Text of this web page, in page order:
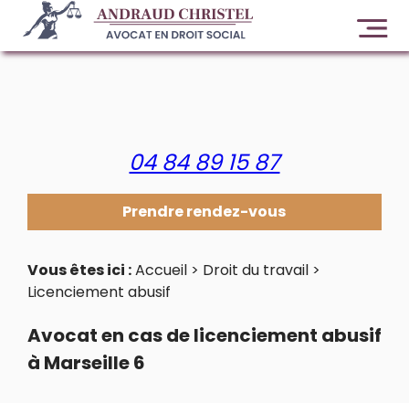
04 84 89 15 87
Prendre rendez-vous
Vous êtes ici :Accueil> Droit du travail>
Licenciement abusif
Avocat en cas de licenciement abusif
à Marseille 6
Panneau de gestion des cookies